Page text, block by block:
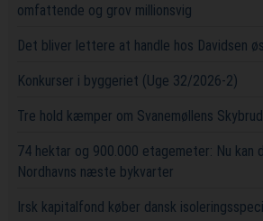
omfattende og grov millionsvig
Det bliver lettere at handle hos Davidsen
Konkurser i byggeriet (Uge 32/2026-2)
Tre hold kæmper om Svanemøllens
74 hektar og 900.000 etagemeter: Nu kan
Nordhavns næste bykvarter
Irsk kapitalfond køber dansk